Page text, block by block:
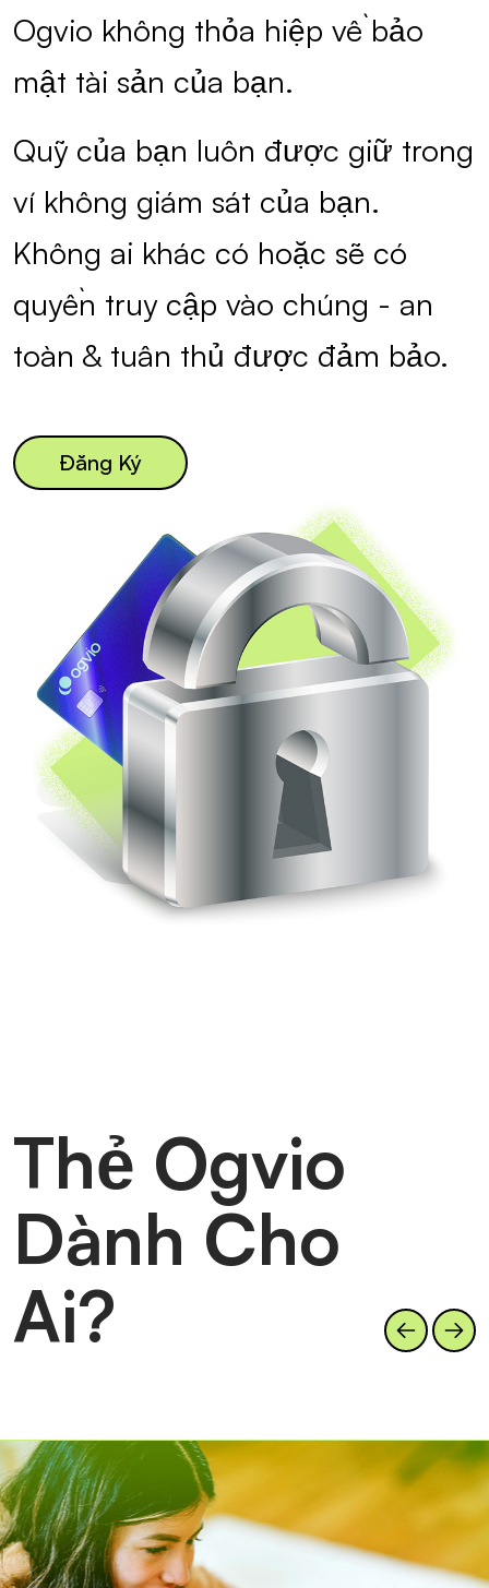
Ogvio không thỏa hiệp về bảo
mật tài sản của bạn.
Quỹ của bạn luôn được giữ trong
ví không giám sát của bạn.
Không ai khác có hoặc sẽ có
quyền truy cập vào chúng - an
toàn & tuân thủ được đảm bảo.
Đăng Ký
Thẻ Ogvio
Dành Cho
Ai?